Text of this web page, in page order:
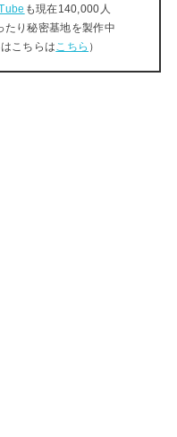
も現在140,000人
たり秘密基地を製作中
こちらは こちら ）